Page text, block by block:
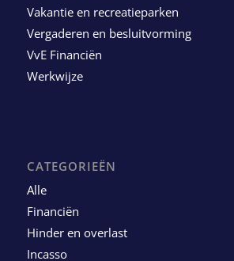
Vakantie en recreatieparken
Vergaderen en besluitvorming
VvE Financiën
Werkwijze
CATEGORIEËN
Alle
Financiën
Hinder en overlast
Incasso